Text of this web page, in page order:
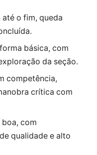
o fim, queda
básica, com
da seção.
competência,
crítica com
boa, com
qualidade e alto